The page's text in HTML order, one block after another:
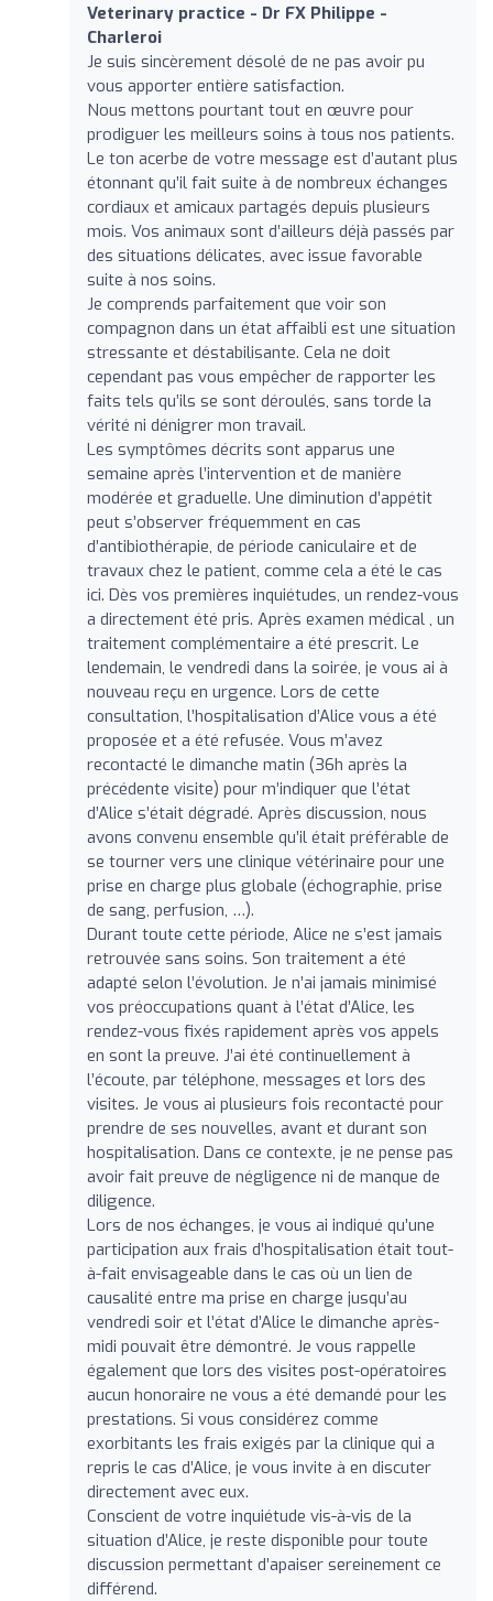
Veterinary practice - Dr FX Philippe -
Charleroi
Je suis sincèrement désolé de ne pas avoir pu
vous apporter entière satisfaction.
Nous mettons pourtant tout en œuvre pour
prodiguer les meilleurs soins à tous nos patients.
Le ton acerbe de votre message est d’autant plus
étonnant qu’il fait suite à de nombreux échanges
cordiaux et amicaux partagés depuis plusieurs
mois. Vos animaux sont d’ailleurs déjà passés par
des situations délicates, avec issue favorable
suite à nos soins.
Je comprends parfaitement que voir son
compagnon dans un état affaibli est une situation
stressante et déstabilisante. Cela ne doit
cependant pas vous empêcher de rapporter les
faits tels qu’ils se sont déroulés, sans torde la
vérité ni dénigrer mon travail.
Les symptômes décrits sont apparus une
semaine après l’intervention et de manière
modérée et graduelle. Une diminution d’appétit
peut s’observer fréquemment en cas
d’antibiothérapie, de période caniculaire et de
travaux chez le patient, comme cela a été le cas
ici. Dès vos premières inquiétudes, un rendez-vous
a directement été pris. Après examen médical , un
traitement complémentaire a été prescrit. Le
lendemain, le vendredi dans la soirée, je vous ai à
nouveau reçu en urgence. Lors de cette
consultation, l’hospitalisation d’Alice vous a été
proposée et a été refusée. Vous m’avez
recontacté le dimanche matin (36h après la
précédente visite) pour m’indiquer que l’état
d’Alice s’était dégradé. Après discussion, nous
avons convenu ensemble qu’il était préférable de
se tourner vers une clinique vétérinaire pour une
prise en charge plus globale (échographie, prise
de sang, perfusion, …).
Durant toute cette période, Alice ne s’est jamais
retrouvée sans soins. Son traitement a été
adapté selon l’évolution. Je n’ai jamais minimisé
vos préoccupations quant à l’état d’Alice, les
rendez-vous fixés rapidement après vos appels
en sont la preuve. J’ai été continuellement à
l’écoute, par téléphone, messages et lors des
visites. Je vous ai plusieurs fois recontacté pour
prendre de ses nouvelles, avant et durant son
hospitalisation. Dans ce contexte, je ne pense pas
avoir fait preuve de négligence ni de manque de
diligence.
Lors de nos échanges, je vous ai indiqué qu’une
participation aux frais d’hospitalisation était tout-
à-fait envisageable dans le cas où un lien de
causalité entre ma prise en charge jusqu’au
vendredi soir et l’état d’Alice le dimanche après-
midi pouvait être démontré. Je vous rappelle
également que lors des visites post-opératoires
aucun honoraire ne vous a été demandé pour les
prestations. Si vous considérez comme
exorbitants les frais exigés par la clinique qui a
repris le cas d’Alice, je vous invite à en discuter
directement avec eux.
Conscient de votre inquiétude vis-à-vis de la
situation d’Alice, je reste disponible pour toute
discussion permettant d’apaiser sereinement ce
différend.